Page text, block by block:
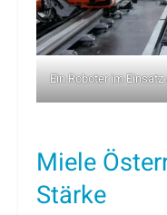
Ein Roboter im
Miele
Stärke